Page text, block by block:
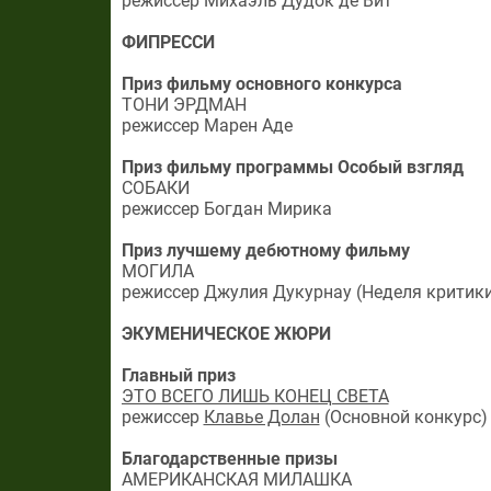
ФИПРЕССИ
Приз фильму основного конкурса
ТОНИ ЭРДМАН
режиссер Марен Аде
Приз фильму программы Особый взгляд
СОБАКИ
режиссер Богдан Мирика
Приз лучшему дебютному фильму
МОГИЛА
режиссер Джулия Дукурнау (Неделя
ЭКУМЕНИЧЕСКОЕ ЖЮРИ
Главный приз
ЭТО ВСЕГО ЛИШЬ КОНЕЦ СВЕТА
режиссер Клавье Долан (Основной конкурс)
Благодарственные призы
АМЕРИКАНСКАЯ МИЛАШКА